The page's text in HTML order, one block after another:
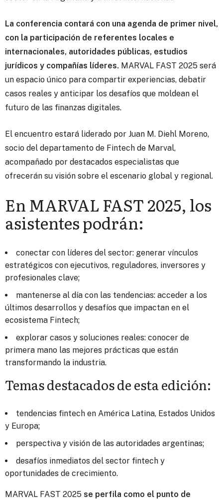
La conferencia contará con una agenda de primer nivel,
con la participación de referentes locales e
internacionales, autoridades públicas, estudios
jurídicos y compañías líderes. MARVAL FAST 2025 será
un espacio único para compartir experiencias, debatir
casos reales y anticipar los desafíos que moldean el
futuro de las finanzas digitales.
El encuentro estará liderado por Juan M. Diehl Moreno,
socio del departamento de Fintech de Marval,
acompañado por destacados especialistas que
ofrecerán su visión sobre el escenario global y regional.
En MARVAL FAST 2025, los
asistentes podrán:
conectar con líderes del sector: generar vínculos
estratégicos con ejecutivos, reguladores, inversores y
profesionales clave;
mantenerse al día con las tendencias: acceder a los
últimos desarrollos y desafíos que impactan en el
ecosistema Fintech;
explorar casos y soluciones reales: conocer de
primera mano las mejores prácticas que están
transformando la industria.
Temas destacados de esta edición:
tendencias fintech en América Latina, Estados Unidos
y Europa;
perspectiva y visión de las autoridades argentinas;
desafíos inmediatos del sector fintech y
oportunidades de crecimiento.
MARVAL FAST 2025 se perfila como el punto de